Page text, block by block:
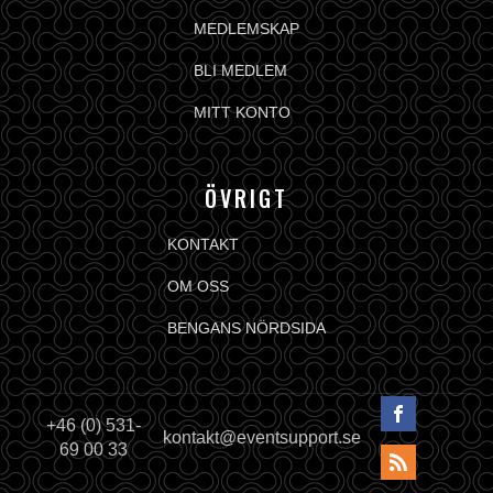
MEDLEMSKAP
BLI MEDLEM
MITT KONTO
ÖVRIGT
KONTAKT
OM OSS
BENGANS NÖRDSIDA
+46 (0) 531-
69 00 33
kontakt@eventsupport.se